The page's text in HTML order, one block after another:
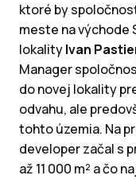
ktoré by
meste na východe
lokalityIvan
Manager
do novej lokality
odvahu, ale
tohto územia. Na
developer začal s
až 11 000 m² a čo